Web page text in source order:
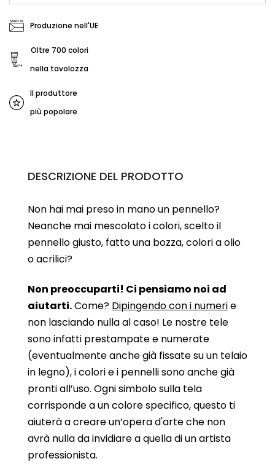
Produzione nell'UE
Oltre 700 colori
nella tavolozza
Il produttore
più popolare
DESCRIZIONE DEL PRODOTTO
Non hai mai preso in mano un pennello?
Neanche mai mescolato i colori, scelto il
pennello giusto, fatto una bozza, colori a olio
o acrilici?
Non preoccuparti! Ci pensiamo noi ad
aiutarti.Come? Dipingendo con i numerie
non lasciando nulla al caso! Le nostre tele
sono infatti prestampate e numerate
(eventualmente anche già fissate su un telaio
in legno), i colori e i pennelli sono anche già
pronti all’uso. Ogni simbolo sulla tela
corrisponde a un colore specifico, questo ti
aiuterà a creare un’opera d'arte che non
avrà nulla da invidiare a quella di un artista
professionista.